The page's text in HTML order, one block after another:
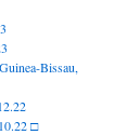
Bissau,
□